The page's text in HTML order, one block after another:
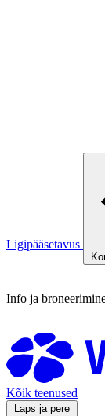
Ligipääsetavus
Info ja
Kõik teenused
Laps ja pere